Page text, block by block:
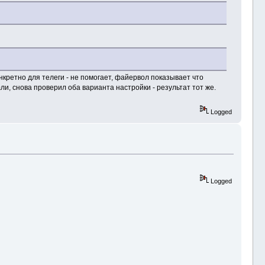
для телеги - не помогает, файервол показывает что
снова проверил оба варианта настройки - результат тот же.
Logged
Logged